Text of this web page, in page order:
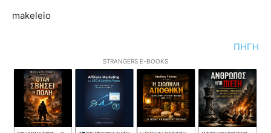
makeleio
ΠΗΓΗ
STRANGERS E-BOOKS